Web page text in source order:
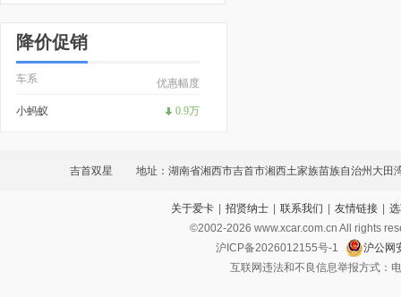
降价促销
车系 优惠幅度
小蚂蚁 0.9万
吉首双星 地址：湖南省湘西市吉首市湘西土家族苗族自治州大田
南300米关于爱卡 | 招贤纳士 | 联系我们 | 友情链接 |
©2002-2026 www.xcar.com.cn All rights
沪ICP备2026012155号-1
沪公网
互联网违法和不良信息举报方式：